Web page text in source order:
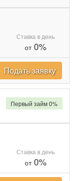
Ставка в день
от0%
Подать заявку
Ставка в день
от0%
Первый займ 0%